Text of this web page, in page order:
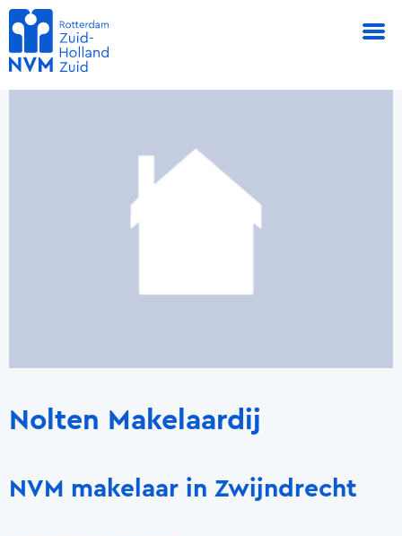
Nolten Makelaardij
NVM makelaar in Zwijndrecht